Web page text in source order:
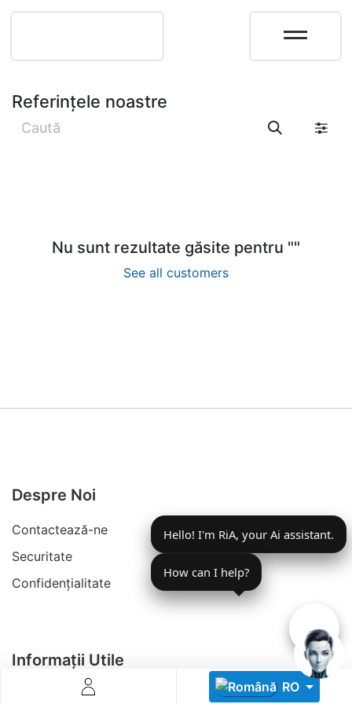
RO
Referințele noastre
Nu sunt rezultate găsite pentru ""
See all customers
Despre Noi
Contactează-ne
Securitate
Confidențialitate
Informații Utile
Platformă integrată pentru managementul flotei de roboți
Monitorizare în timp real și analiză date
Conectează roboți, software și servicii într-o singură
soluție
Scalabil de la 1 robot la zeci de unități
Hello! I'm RiA, your Ai assistant.
How can I help?